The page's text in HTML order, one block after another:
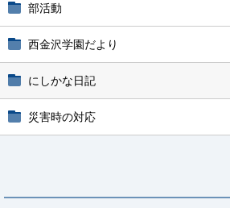
部活動
西金沢学園だより
にしかな日記
災害時の対応